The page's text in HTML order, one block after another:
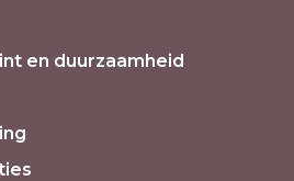
en duurzaamheid